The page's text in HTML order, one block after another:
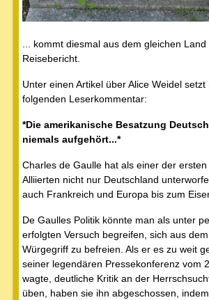
... kommt diesmal aus dem gleichen
Reisebericht.
Unter einen Artikel über Alice Weidel
folgenden Leserkommentar:
*Die amerikanische Besatzung
niemals aufgehört...*
Charles de Gaulle hat als einer der
Alliierten nicht nur Deutschland
auch Frankreich und Europa bis zum
De Gaulles Politik könnte man als unter
erfolgten Versuch begreifen, sich aus
Würgegriff zu befreien. Als er es zu weit
seiner legendären Pressekonferenz vom
wagte, deutliche Kritik an der
üben, haben sie ihn abgeschossen,